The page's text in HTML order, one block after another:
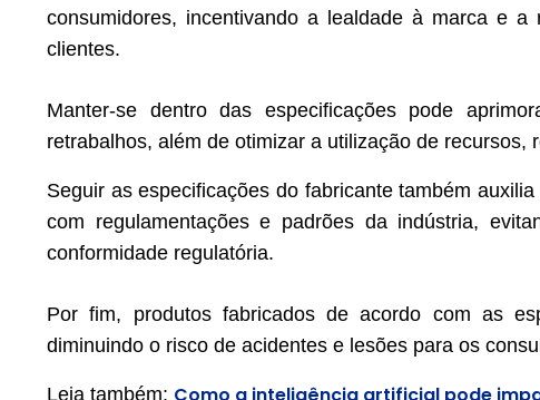
consumidores, incentivando a lealdade à marca e
clientes.
Manter-se dentro das especificações pode
retrabalhos, além de otimizar a utilização de
Seguir as especificações do fabricante também
com regulamentações e padrões da indústria,
conformidade regulatória.
Por fim, produtos fabricados de acordo com as
diminuindo o risco de acidentes e lesões para os
Leia também: